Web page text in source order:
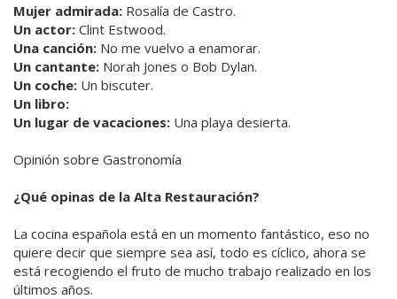
Mujer admirada: Rosalía de Castro.
Un actor: Clint Estwood.
Una canción: No me vuelvo a enamorar.
Un cantante: Norah Jones o Bob Dylan.
Un coche: Un biscuter.
Un libro:
Un lugar de vacaciones: Una playa desierta.
Opinión sobre Gastronomía
¿Qué opinas de la Alta Restauración?
La cocina española está en un momento fantástico, eso no
quiere decir que siempre sea así, todo es cíclico, ahora se
está recogiendo el fruto de mucho trabajo realizado en los
últimos años.